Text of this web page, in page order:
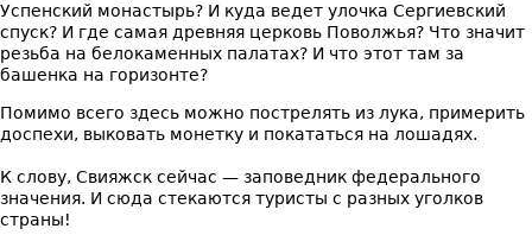
Успенский монастырь? И куда ведет улочка Сергиевский
спуск? И где самая древняя церковь Поволжья? Что значит
резьба на белокаменных палатах? И что этот там за
башенка на горизонте?
Помимо всего здесь можно пострелять из лука, примерить
доспехи, выковать монетку и покататься на лошадях.
К слову, Свияжск сейчас — заповедник федерального
значения. И сюда стекаются туристы с разных уголков
страны!